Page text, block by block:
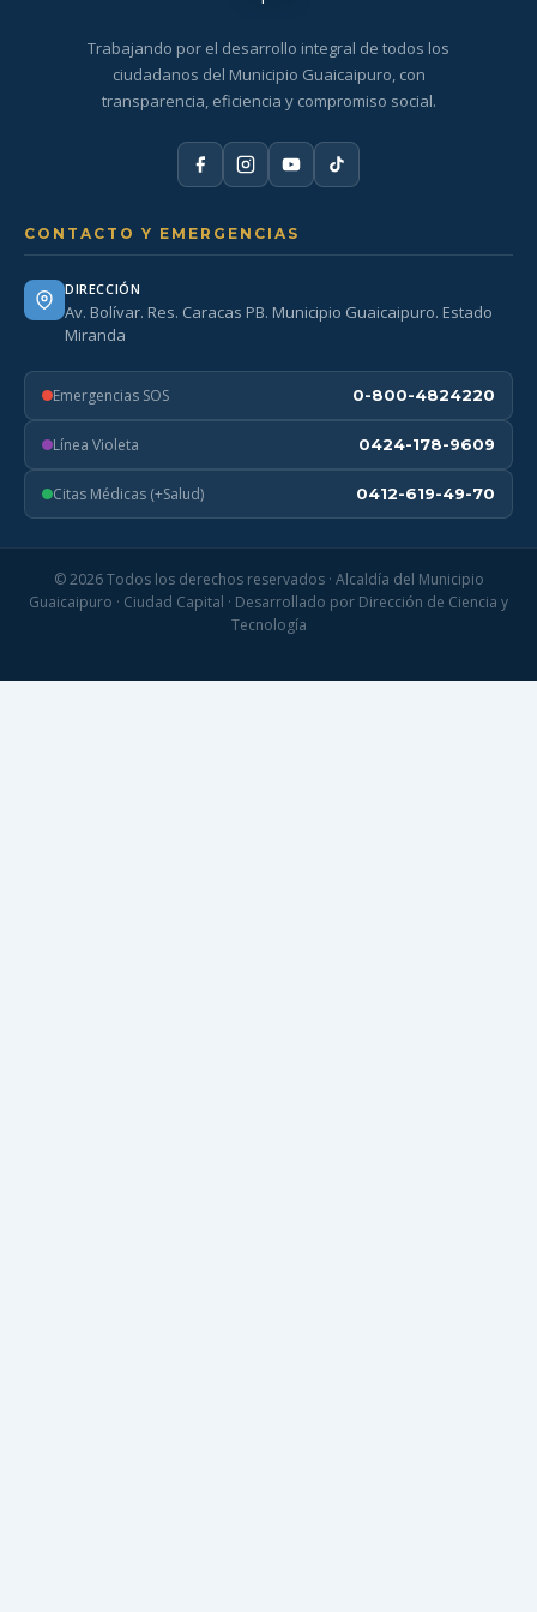
Trabajando por el desarrollo integral de todos los
ciudadanos del Municipio Guaicaipuro, con
transparencia, eficiencia y compromiso social.
CONTACTO Y EMERGENCIAS
DIRECCIÓN
Av. Bolívar. Res. Caracas PB. Municipio Guaicaipuro. Estado
Miranda
Emergencias SOS 0-800-4824220
Línea Violeta 0424-178-9609
Citas Médicas (+Salud) 0412-619-49-70
© 2026 Todos los derechos reservados · Alcaldía del Municipio
Guaicaipuro · Ciudad Capital · Desarrollado por Dirección de Ciencia y
Tecnología